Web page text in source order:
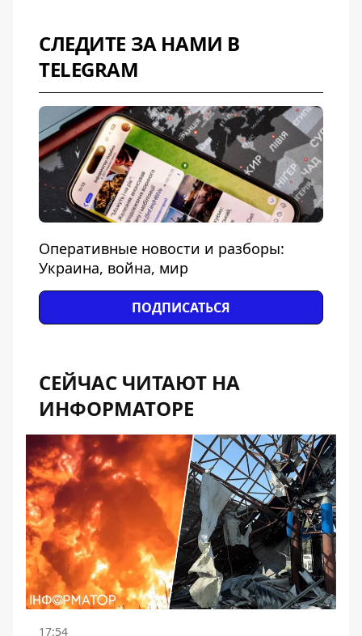
СЛЕДИТЕ ЗА НАМИ В
TELEGRAM
Оперативные новости и разборы:
Украина, война, мир
ПОДПИСАТЬСЯ
СЕЙЧАС ЧИТАЮТ НА
ИНФОРМАТОРЕ
17:54